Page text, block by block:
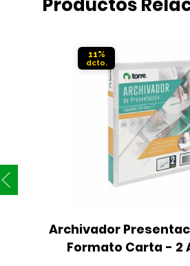
11%
Archivador
Formato Carta - 2